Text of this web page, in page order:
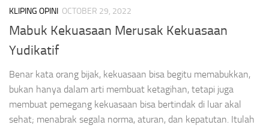
KLIPING OPINI OCTOBER 29, 2022
Mabuk Kekuasaan Merusak Kekuasaan
Yudikatif
Benar kata orang bijak, kekuasaan bisa begitu memabukkan,
bukan hanya dalam arti membuat ketagihan, tetapi juga
membuat pemegang kekuasaan bisa bertindak di luar akal
sehat; menabrak segala norma, aturan, dan kepatutan. Itulah